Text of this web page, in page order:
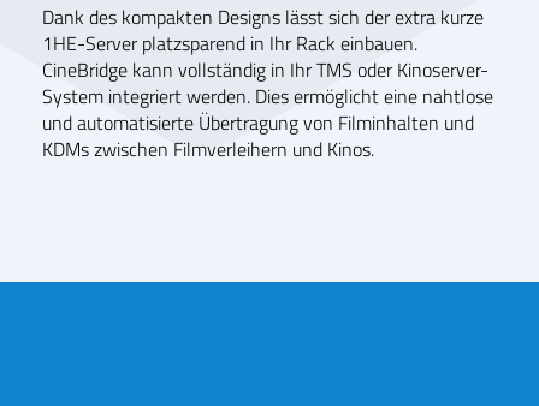
Dank des kompakten Designs lässt sich der extra kurze
1HE-Server platzsparend in Ihr Rack einbauen.
CineBridge kann vollständig in Ihr TMS oder Kinoserver-
System integriert werden. Dies ermöglicht eine nahtlose
und automatisierte Übertragung von Filminhalten und
KDMs zwischen Filmverleihern und Kinos.